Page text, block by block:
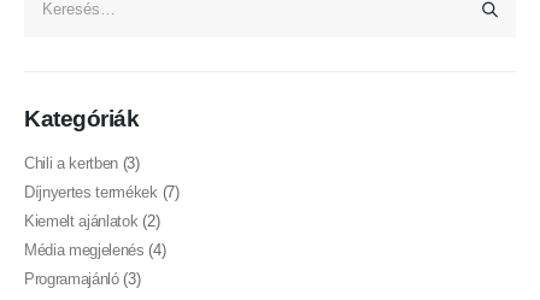
Kategóriák
Chili a kertben (3)
Díjnyertes termékek(7)
Kiemelt ajánlatok(2)
Média megjelenés (4)
Programajánló(3)